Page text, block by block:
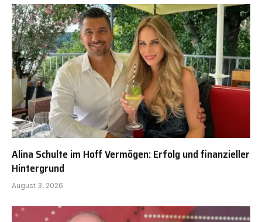
Alina Schulte im Hoff Vermögen: Erfolg und finanzieller
Hintergrund
August 3, 2026